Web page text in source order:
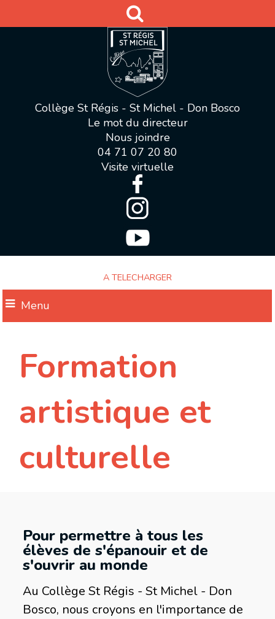
Collège St Régis - St Michel - Don Bosco
Le mot du directeur
Nous joindre
04 71 07 20 80
Visite virtuelle
A TELECHARGER
Menu
Formation
artistique et
culturelle
Pour permettre à tous les
élèves de s'épanouir et de
s'ouvrir au monde
Au Collège St Régis - St Michel - Don
Bosco, nous croyons en l'importance de